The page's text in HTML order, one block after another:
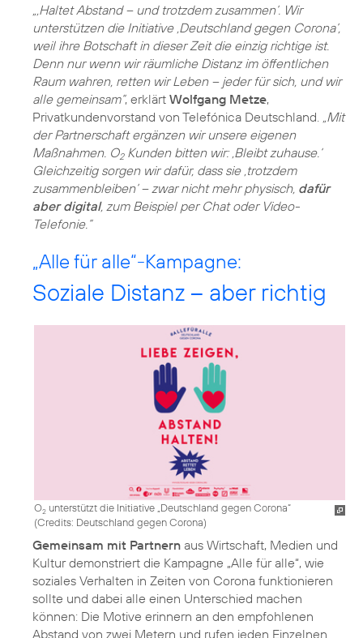
„‚Haltet Abstand – und trotzdem zusammen‘. Wir
unterstützen die Initiative ‚Deutschland gegen Corona‘,
weil ihre Botschaft in dieser Zeit die einzig richtige ist.
Denn nur wenn wir räumliche Distanz im öffentlichen
Raum wahren, retten wir Leben – jeder für sich, und wir
alle gemeinsam“, erklärt Wolfgang Metze,
Privatkundenvorstand von Telefónica Deutschland.
„Mit
der Partnerschaft ergänzen wir unsere eigenen
Maßnahmen. O2Kunden bitten wir: ‚Bleibt zuhause.‘
Gleichzeitig sorgen wir dafür, dass sie ‚trotzdem
zusammenbleiben‘ – zwar nicht mehr physisch, dafür
aber digital, zum Beispiel per Chat oder Video-
Telefonie.“
„Alle für alle“-Kampagne:
Soziale Distanz – aber richtig
O2 unterstützt die Initiative „Deutschland gegen Corona“
(Credits: Deutschland gegen Corona)
Gemeinsam mit Partnern aus Wirtschaft, Medien und
Kultur demonstriert die Kampagne „Alle für alle“, wie
soziales Verhalten in Zeiten von Corona funktionieren
sollte und dabei alle einen Unterschied machen
können: Die Motive erinnern an den empfohlenen
Abstand von zwei Metern und rufen jeden Einzelnen